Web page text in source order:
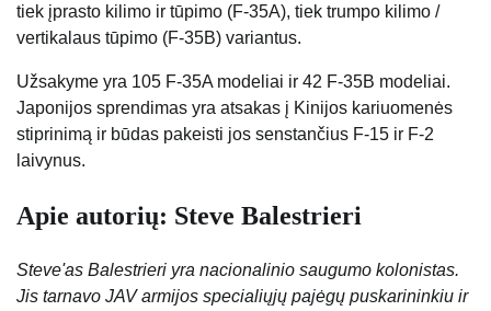
tiek įprasto kilimo ir tūpimo (F-35A), tiek trumpo kilimo /
vertikalaus tūpimo (F-35B) variantus.
Užsakyme yra 105 F-35A modeliai ir 42 F-35B modeliai.
Japonijos sprendimas yra atsakas į Kinijos kariuomenės
stiprinimą ir būdas pakeisti jos senstančius F-15 ir F-2
laivynus.
Apie autorių: Steve Balestrieri
Steve'as Balestrieri yra nacionalinio saugumo kolonistas.
Jis tarnavo JAV armijos specialiųjų pajėgų puskarininkiu ir